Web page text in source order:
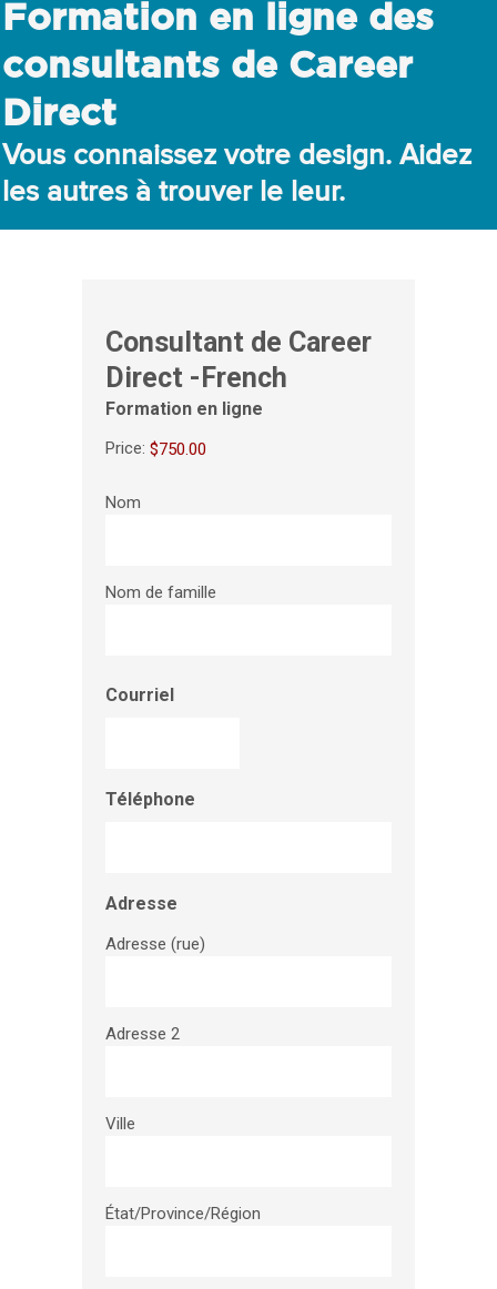
Formation en ligne des
consultants de Career
Direct
Vous connaissez votre design. Aidez
les autres à trouver le leur.
Consultant de Career
Direct -French
Formation en ligne
Price:
Nom
Nom de famille
Courriel
Téléphone
Adresse
Adresse (rue)
Adresse 2
Ville
État/Province/Région